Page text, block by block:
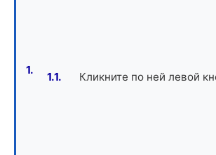
Кликните по ней левой